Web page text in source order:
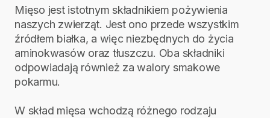
Mięso jest istotnym składnikiem pożywienia
naszych zwierząt. Jest ono przede wszystkim
źródłem białka, a więc niezbędnych do życia
aminokwasów oraz tłuszczu. Oba składniki
odpowiadają również za walory smakowe
pokarmu.
W skład mięsa wchodzą różnego rodzaju